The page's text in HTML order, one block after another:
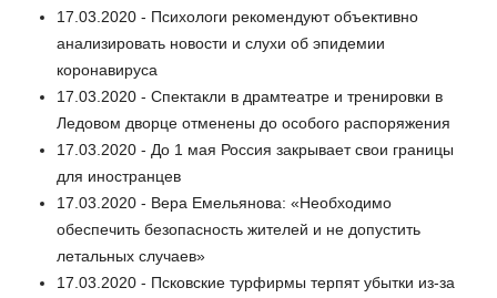
17.03.2020 - Психологи рекомендуют объективно
анализировать новости и слухи об эпидемии
коронавируса
17.03.2020 - Спектакли в драмтеатре и тренировки в
Ледовом дворце отменены до особого распоряжения
17.03.2020 - До 1 мая Россия закрывает свои границы
для иностранцев
17.03.2020 - Вера Емельянова: «Необходимо
обеспечить безопасность жителей и не допустить
летальных случаев»
17.03.2020 - Псковские турфирмы терпят убытки из-за